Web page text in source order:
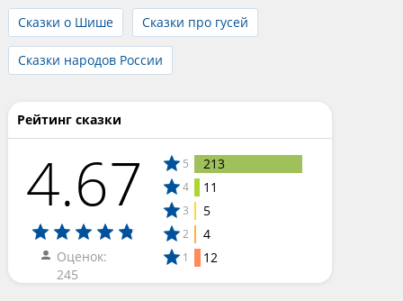
Сказки о Шише Сказки про гусей
Сказки народов России
Рейтинг сказки
4.67
Оценок:
245
5 213
4 11
3 5
2 4
1 12